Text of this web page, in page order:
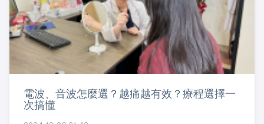
電波、音波怎麼選？越痛越有效？療程選擇一
次搞懂